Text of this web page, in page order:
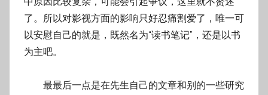
了。所以对影视方面的影响只好忍痛割爱了，唯一可
以安慰自己的就是，既然名为“读书笔记”，还是以书
为主吧。
最最后一点是在先生自己的文章和别的一些研究